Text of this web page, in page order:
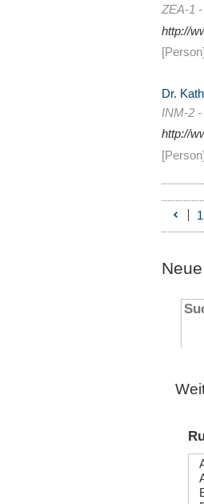
ZEA-1
http://
[Person]
Dr.
INM-2
http://
[Person]
1